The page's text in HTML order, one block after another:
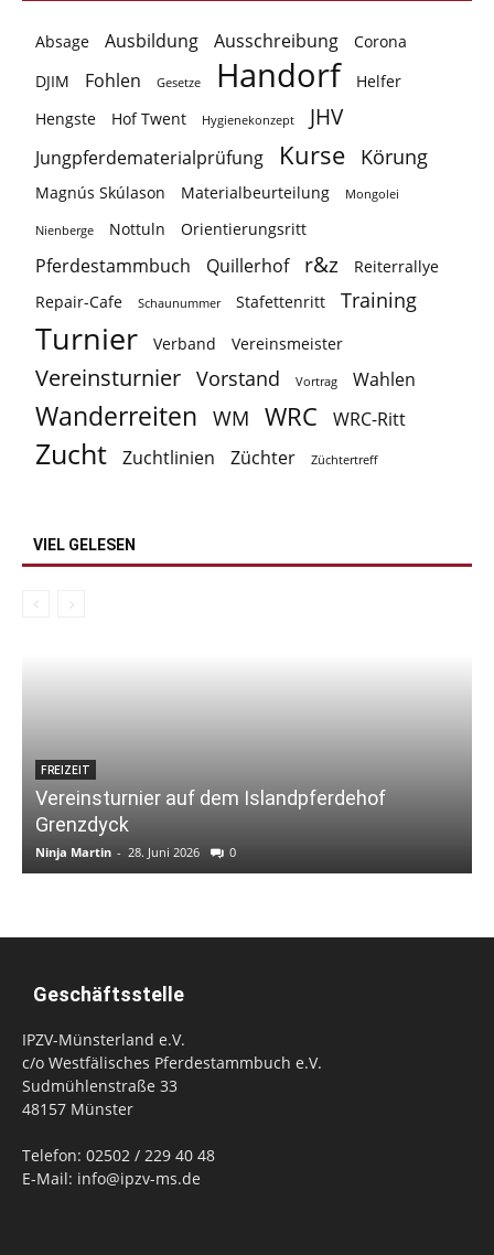
Absage Ausbildung Ausschreibung
Corona
DJIM
Fohlen Gesetze Handorf
Helfer
Hengste
Hof Twent Hygienekonzept JHV
Jungpferdematerialprüfung Kurse Körung
Magnús Skúlason Materialbeurteilung Mongolei
Nienberge Nottuln Orientierungsritt
Pferdestammbuch Quillerhof r&z
Reiterrallye
Repair-Cafe
Schaunummer Stafettenritt Training
Turnier Verband Vereinsmeister
Vereinsturnier Vorstand Vortrag Wahlen
Wanderreiten WM WRC WRC-Ritt
Zucht Zuchtlinien Züchter Züchtertreff
VIEL GELESEN
FREIZEIT
Vereinsturnier auf dem Islandpferdehof
Grenzdyck
Ninja Martin - 28. Juni 2026 0
Geschäftsstelle
IPZV-Münsterland e.V.
c/o Westfälisches Pferdestammbuch e.V.
Sudmühlenstraße 33
48157 Münster
Telefon: 02502 / 229 40 48
E-Mail: info@ipzv-ms.de